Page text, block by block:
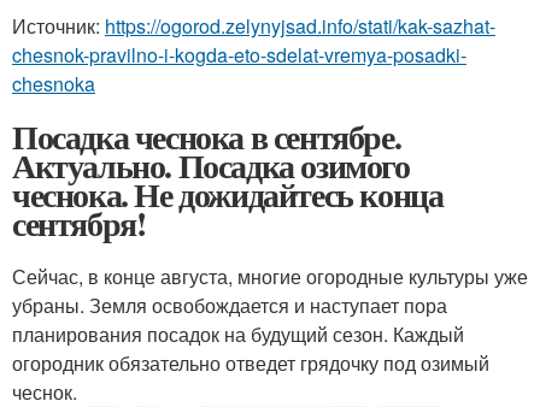
Источник: https://ogorod.zelynyjsad.info/stati/kak-sazhat-
chesnok-pravilno-i-kogda-eto-sdelat-vremya-posadki-
chesnoka
Посадка чеснока в сентябре.
Актуально. Посадка озимого
чеснока. Не дожидайтесь конца
сентября!
Сейчас, в конце августа, многие огородные культуры уже
убраны. Земля освобождается и наступает пора
планирования посадок на будущий сезон. Каждый
огородник обязательно отведет грядочку под озимый
чеснок.